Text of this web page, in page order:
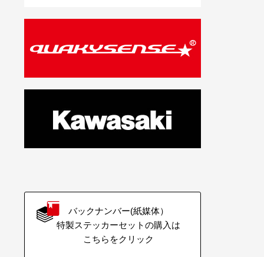
バックナンバー(紙媒体）
特製ステッカーセットの購入は
こちらをクリック